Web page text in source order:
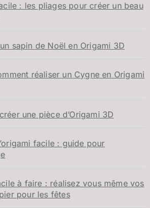
: les pliages pour créer un beau
sapin de Noël en Origami 3D
réaliser un Cygne en Origami
une pièce d’Origami 3D
facile : guide pour
à faire : réalisez vous même vos
pour les fêtes